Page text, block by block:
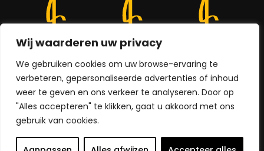
Wij waarderen uw privacy
We gebruiken cookies om uw browse-ervaring te
verbeteren, gepersonaliseerde advertenties of inhoud
weer te geven en ons verkeer te analyseren. Door op
"Alles accepteren" te klikken, gaat u akkoord met ons
gebruik van cookies.
Gebruikersverklaring
Privacy verklaring
2026